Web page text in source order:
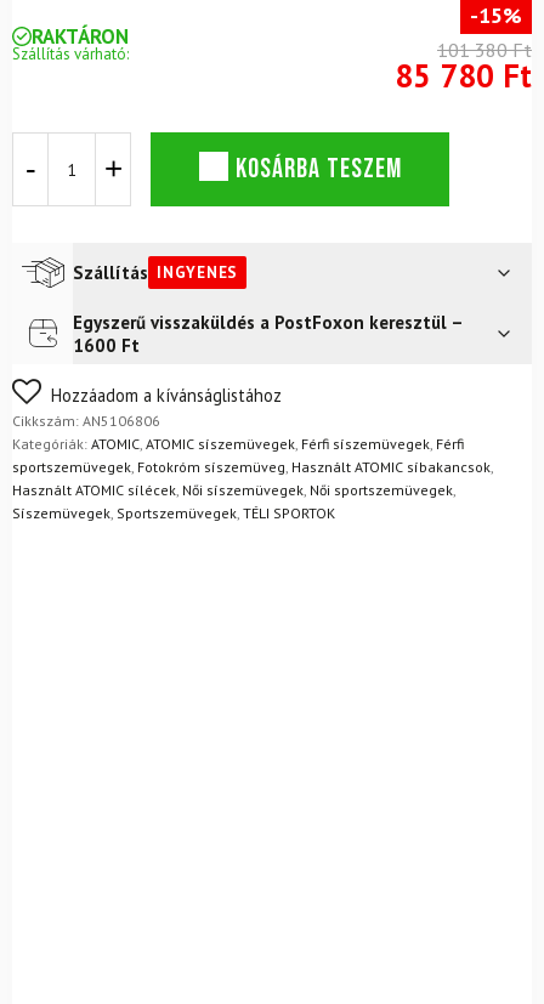
RAKTÁRON
Szállítás várható:
-15%
101 380 Ft
85 780 Ft
síszemüveg
HD
Photo
Black
mennyiség
KOSÁRBA TESZEM
Szállítás INGYENES
Futár a címreIngyenes
FoxPost
Egyszerű visszaküldés a PostFoxon keresztül –
1600 Ft
Nem biztos a választásában? Semmi gond – a terméket
egyszerűen visszaküldheti 14 napon belül, indoklás nélkül.
Mik a visszaküldés feltételei?
Hozzáadom a kívánságlistához
Cikkszám: AN5106806
Kategóriák: ATOMIC ATOMIC síszemüvegek Férfi síszemüvegek Férfi
sportszemüvegek Fotokróm síszemüveg Használt ATOMIC síbakancsok
Használt ATOMIC sílécek Női síszemüvegek Női sportszemüvegek
Síszemüvegek Sportszemüvegek TÉLI SPORTOK